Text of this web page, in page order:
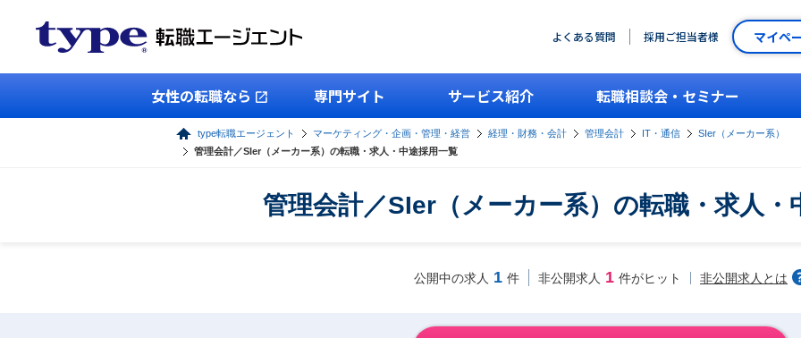
よくある質問 採用ご担当者様 マイペ
女性の転職なら 専門サイト サービス紹介 転職相談会・セミナー
type転職エージェント マーケティング・企画・管理・経営 経理・財務・会計 管理会計 IT・通信
SIer（メーカー系）
管理会計／SIer（メーカー系）の転職・求人・中途採用一覧
管理会計／SIer（メーカー系）の転職・求人・
公開中の求人 1 件 非公開求人 1 件がヒット 非公開求人とは